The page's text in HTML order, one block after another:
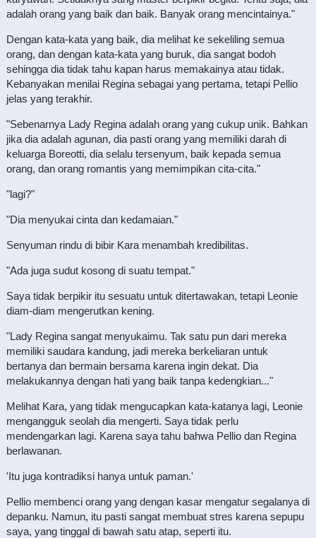
adalah orang yang baik dan baik. Banyak orang mencintainya."
Dengan kata-kata yang baik, dia melihat ke sekeliling semua
orang, dan dengan kata-kata yang buruk, dia sangat bodoh
sehingga dia tidak tahu kapan harus memakainya atau tidak.
Kebanyakan menilai Regina sebagai yang pertama, tetapi Pellio
jelas yang terakhir.
"Sebenarnya Lady Regina adalah orang yang cukup unik. Bahkan
jika dia adalah agunan, dia pasti orang yang memiliki darah di
keluarga Boreotti, dia selalu tersenyum, baik kepada semua
orang, dan orang romantis yang memimpikan cita-cita."
"lagi?"
"Dia menyukai cinta dan kedamaian."
Senyuman rindu di bibir Kara menambah kredibilitas.
"Ada juga sudut kosong di suatu tempat."
Saya tidak berpikir itu sesuatu untuk ditertawakan, tetapi Leonie
diam-diam mengerutkan kening.
"Lady Regina sangat menyukaimu. Tak satu pun dari mereka
memiliki saudara kandung, jadi mereka berkeliaran untuk
bertanya dan bermain bersama karena ingin dekat. Dia
melakukannya dengan hati yang baik tanpa kedengkian..."
Melihat Kara, yang tidak mengucapkan kata-katanya lagi, Leonie
mengangguk seolah dia mengerti. Saya tidak perlu
mendengarkan lagi. Karena saya tahu bahwa Pellio dan Regina
berlawanan.
'Itu juga kontradiksi hanya untuk paman.'
Pellio membenci orang yang dengan kasar mengatur segalanya di
depanku. Namun, itu pasti sangat membuat stres karena sepupu
saya, yang tinggal di bawah satu atap, seperti itu.